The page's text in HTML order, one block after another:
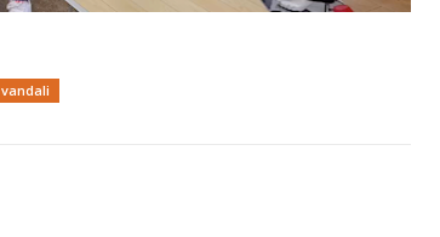
vandali